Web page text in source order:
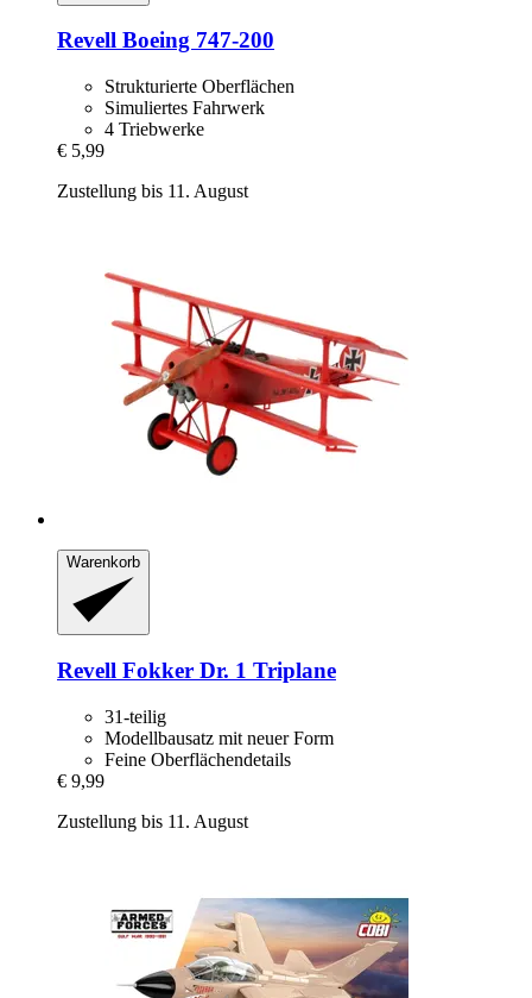
Revell Boeing 747-​200
Strukturierte Oberflächen
Simuliertes Fahrwerk
4 Triebwerke
€ 5,99
Zustellung bis 11. August
Warenkorb
Revell Fokker Dr. 1 Triplane
31-teilig
Modellbausatz mit neuer Form
Feine Oberflächendetails
€ 9,99
Zustellung bis 11. August